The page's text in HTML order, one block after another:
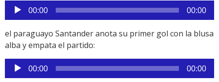
Reproductor
de
audio
00:00 00:00
el paraguayo Santander anota su primer gol con la blusa
alba y empata el partido:
Reproductor
de
00:00 00:00